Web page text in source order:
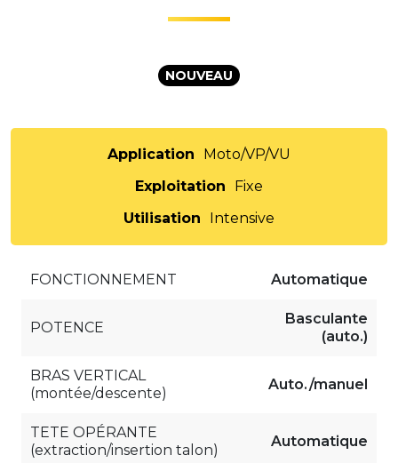
NOUVEAU
Application
Moto/VP/VU
Exploitation
Fixe
Utilisation
Intensive
FONCTIONNEMENT Automatique
POTENCE
Basculante
(auto.)
BRAS VERTICAL
(montée/descente)
Auto./manuel
TETE OPÉRANTE
(extraction/insertion talon)
Automatique